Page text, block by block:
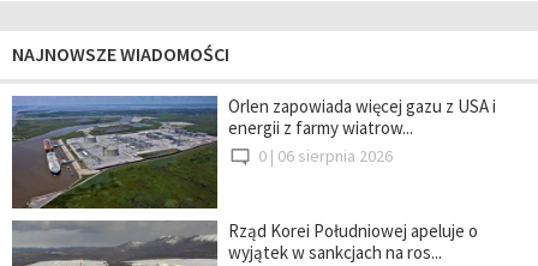
NAJNOWSZE WIADOMOŚCI
Orlen zapowiada więcej gazu z USA i
energii z farmy wiatrow...
0 | 06 sierpnia 2026
Rząd Korei Południowej apeluje o
wyjątek w sankcjach na ros...